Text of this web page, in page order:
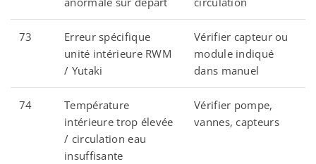
73
Erreur spécifique
unité intérieure RWM
/ Yutaki
Vérifier capteur ou
module indiqué
dans manuel
74
Température
intérieure trop élevée
/ circulation eau
insuffisante
Vérifier pompe,
vannes, capteurs